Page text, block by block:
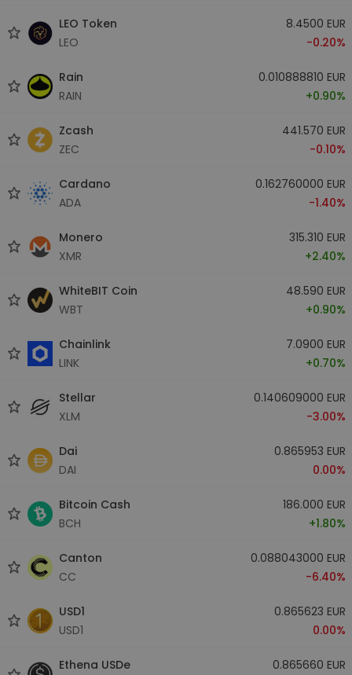
LEO Token
LEO
8.4500 EUR
-0.20%
Rain
RAIN
0.010888810 EUR
+0.90%
Zcash
ZEC
441.570 EUR
-0.10%
Cardano
ADA
0.162760000 EUR
-1.40%
Monero
XMR
315.310 EUR
+2.40%
WhiteBIT Coin
WBT
48.590 EUR
+0.90%
Chainlink
LINK
7.0900 EUR
+0.70%
Stellar
XLM
0.140609000 EUR
-3.00%
Dai
DAI
0.865953 EUR
0.00%
Bitcoin Cash
BCH
186.000 EUR
+1.80%
Canton
CC
0.088043000 EUR
-6.40%
USD1
USD1
0.865623 EUR
0.00%
Ethena USDe
0.865660 EUR